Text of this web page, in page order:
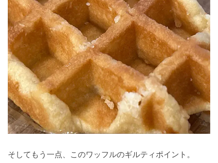
そしてもう一点、このワッフルのギルティポイント。